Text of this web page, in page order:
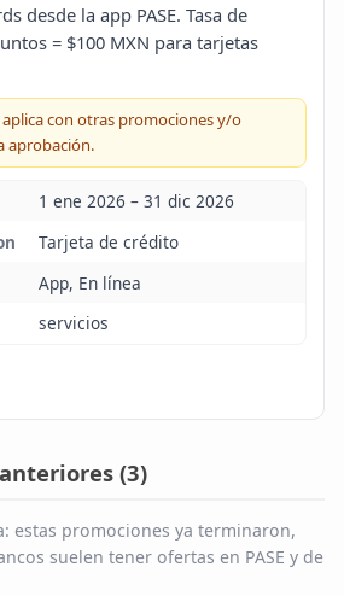
desde la app PASE. Tasa de
= $100 MXN para tarjetas
con otras promociones y/o
aprobación.
1 ene 2026 – 31 dic 2026
Tarjeta de crédito
App, En línea
servicios
(3)
estas promociones ya terminaron,
suelen tener ofertas en PASE y de